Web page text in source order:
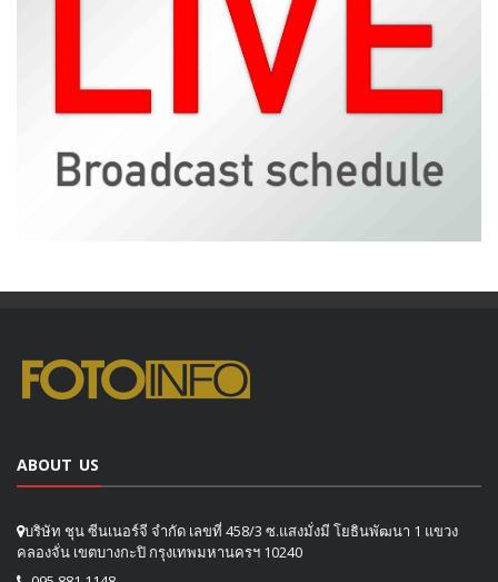
ABOUT US
บริษัท ชุน ซีนเนอร์จี จำกัด เลขที่ 458/3 ซ.แสงมั่งมี โยธินพัฒนา 1 แขวง
คลองจั่น เขตบางกะปิ กรุงเทพมหานครฯ 10240